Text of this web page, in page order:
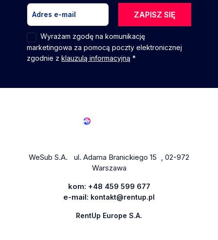
ZAPISZ SIĘ
Wyrażam zgodę na komunikację
marketingowa za pomocą poczty elektronicznej
zgodnie z klauzulą informacyjną *
WeSub S.A. ul. Adama Branickiego 15 , 02-972
Warszawa
kom: +48 459 599 677
e-mail: kontakt@rentup.pl
RentUp Europe S.A.